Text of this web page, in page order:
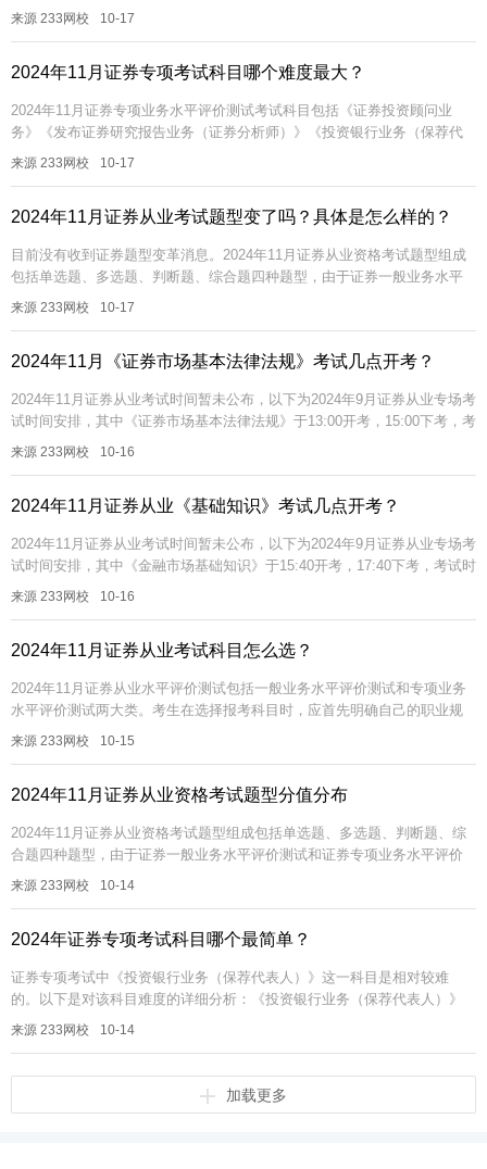
需要提供个人寸照，一般在首次报考时需要提供，如果是新考...
来源 233网校 10-17
2024年11月证券专项考试科目哪个难度最大？
2024年11月证券专项业务水平评价测试考试科目包括《证券投资顾问业
务》《发布证券研究报告业务（证券分析师）》《投资银行业务（保荐代
表人）》，大家可以根据个人专业方向或者考试难度，任选其一即可。其
来源 233网校 10-17
2024年11月证券从业考试题型变了吗？具体是怎么样的？
目前没有收到证券题型变革消息。2024年11月证券从业资格考试题型组成
包括单选题、多选题、判断题、综合题四种题型，由于证券一般业务水平
评价测试和证券专项业务水平评价测试，在题量上有一定差异，可参考下
来源 233网校 10-17
2024年11月《证券市场基本法律法规》考试几点开考？
2024年11月证券从业考试时间暂未公布，以下为2024年9月证券从业专场考
试时间安排，其中《证券市场基本法律法规》于13:00开考，15:00下考，考
试时长为120分钟。测试场次 测试时间测试科目第...
来源 233网校 10-16
2024年11月证券从业《基础知识》考试几点开考？
2024年11月证券从业考试时间暂未公布，以下为2024年9月证券从业专场考
试时间安排，其中《金融市场基础知识》于15:40开考，17:40下考，考试时
长为120分钟。测试场次 测试时间测试科目第1场...
来源 233网校 10-16
2024年11月证券从业考试科目怎么选？
2024年11月证券从业水平评价测试包括一般业务水平评价测试和专项业务
水平评价测试两大类。考生在选择报考科目时，应首先明确自己的职业规
划，选择与未来职业方向相关的科目进行报考。同时个人兴趣也是选择科
来源 233网校 10-15
2024年11月证券从业资格考试题型分值分布
2024年11月证券从业资格考试题型组成包括单选题、多选题、判断题、综
合题四种题型，由于证券一般业务水平评价测试和证券专项业务水平评价
测试，在题量上有一定差异，可参考下文分数分布图表。证券报考疑问加
来源 233网校 10-14
2024年证券专项考试科目哪个最简单？
证券专项考试中《投资银行业务（保荐代表人）》这一科目是相对较难
的。以下是对该科目难度的详细分析：《投资银行业务（保荐代表人）》
难度分析一、内容广泛且深入：《投资银行业务（保荐代表人）》科目主
来源 233网校 10-14
加载更多